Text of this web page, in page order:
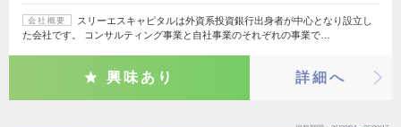
会社概要
スリーエスキャピタルは外資系投資銀行出身者が中心となり設立し
た会社です。 コンサルティング事業と自社事業のそれぞれの事業で…
興味あり 詳細へ